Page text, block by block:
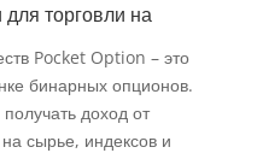
торговли на
Pocket Option – это
бинарных опционов.
доход от
сырье, индексов и